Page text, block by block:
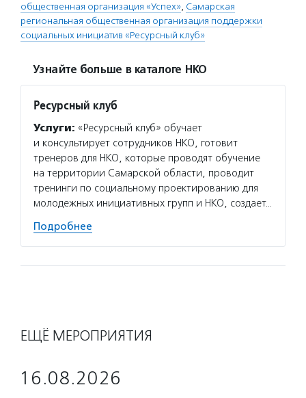
общественная организация «Успех», Самарская
региональная общественная организация поддержки
социальных инициатив «Ресурсный клуб»
Узнайте больше в каталоге НКО
Ресурсный клуб
Услуги: «Ресурсный клуб» обучает
и консультирует сотрудников НКО, готовит
тренеров для НКО, которые проводят обучение
на территории Самарской области, проводит
тренинги по социальному проектированию для
молодежных инициативных групп и НКО, создает…
Подробнее
ЕЩЁ МЕРОПРИЯТИЯ
16.08.2026